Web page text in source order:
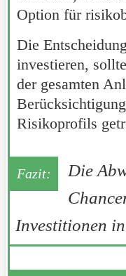
Option für
Die
investieren,
der gesamten
Risikoprofils
Die
Investitionen